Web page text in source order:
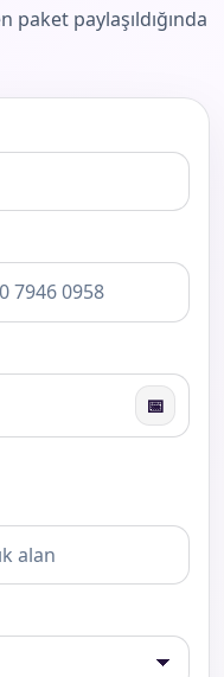
paket paylaşıldığında
📅